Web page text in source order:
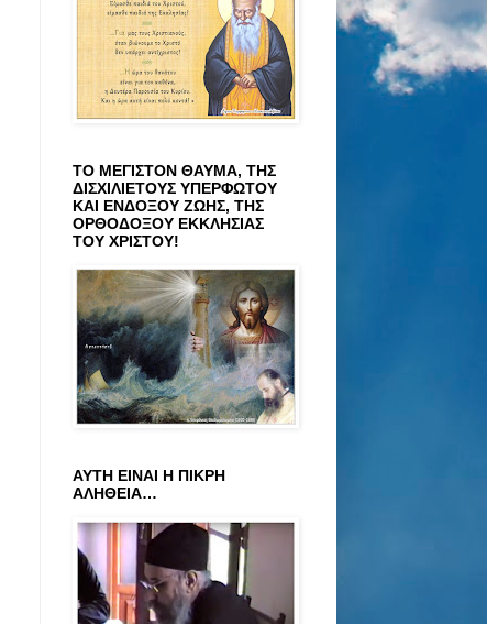
ΤΟ ΜΕΓΙΣΤΟΝ ΘΑΥΜΑ, ΤΗΣ
ΔΙΣΧΙΛΙΕΤΟΥΣ ΥΠΕΡΦΩΤΟΥ
ΚΑΙ ΕΝΔΟΞΟΥ ΖΩΗΣ, ΤΗΣ
ΟΡΘΟΔΟΞΟΥ ΕΚΚΛΗΣΙΑΣ
ΤΟΥ ΧΡΙΣΤΟΥ!
ΑΥΤΗ ΕΙΝΑΙ Η ΠΙΚΡΗ
ΑΛΗΘΕΙΑ…